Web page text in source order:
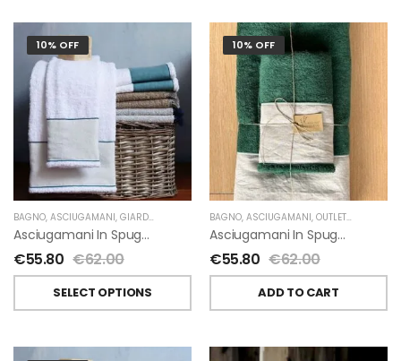
10% OFF
BAGNO, ASCIUGAMANI, GIARDINO SEGRETO
Asciugamani In Spugna E Lino Di Giardino Segreto
€55.80 €62.00
SELECT OPTIONS
10% OFF
BAGNO, ASCIUGAMANI, OUTLET,
Asciugamani In Spugna E Lino Di Giardino Segreto
€55.80 €62.00
ADD TO CART